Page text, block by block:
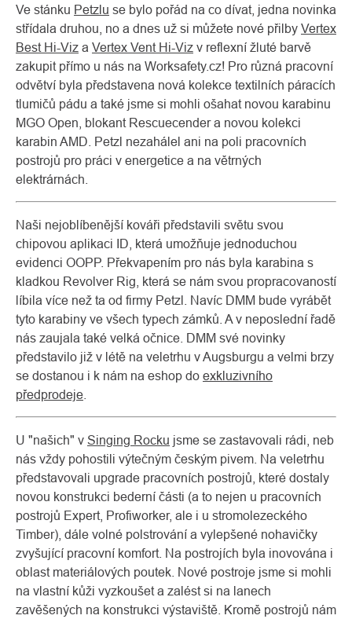
Ve stánku Petzlu se bylo pořád na co dívat, jedna novinka
střídala druhou, no a dnes už si můžete nové přilby Vertex
Best Hi-Viz a Vertex Vent Hi-Viz v reflexní žluté barvě
zakupit přímo u nás na Worksafety.cz! Pro různá pracovní
odvětví byla představena nová kolekce textilních páracích
tlumičů pádu a také jsme si mohli ošahat novou karabinu
MGO Open, blokant Rescuecender a novou kolekci
karabin AMD. Petzl nezahálel ani na poli pracovních
postrojů pro práci v energetice a na větrných
elektrárnách.
Naši nejoblíbenější kováři představili světu svou
chipovou aplikaci ID, která umožňuje jednoduchou
evidenci OOPP. Překvapením pro nás byla karabina s
kladkou Revolver Rig, která se nám svou propracovaností
líbila více než ta od firmy Petzl. Navíc DMM bude vyrábět
tyto karabiny ve všech typech zámků. A v neposlední řadě
nás zaujala také velká očnice. DMM své novinky
představilo již v létě na veletrhu v Augsburgu a velmi brzy
se dostanou i k nám na eshop do exkluzivního
předprodeje
U "našich" v Singing Rocku jsme se zastavovali rádi, neb
nás vždy pohostili výtečným českým pivem. Na veletrhu
představovali upgrade pracovních postrojů, které dostaly
novou konstrukci bederní části (a to nejen u pracovních
postrojů Expert, Profiworker, ale i u stromolezeckého
Timber), dále volné polstrování a vylepšené nohavičky
zvyšující pracovní komfort. Na postrojích byla inovována i
oblast materiálových poutek. Nové postroje jsme si mohli
na vlastní kůži vyzkoušet a zalést si na lanech
zavěšených na konstrukci výstaviště. Kromě postrojů nám